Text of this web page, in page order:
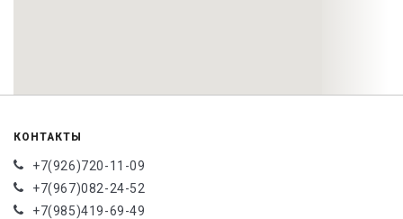
КОНТАКТЫ
+7(926)720-11-09
+7(967)082-24-52
+7(985)419-69-49